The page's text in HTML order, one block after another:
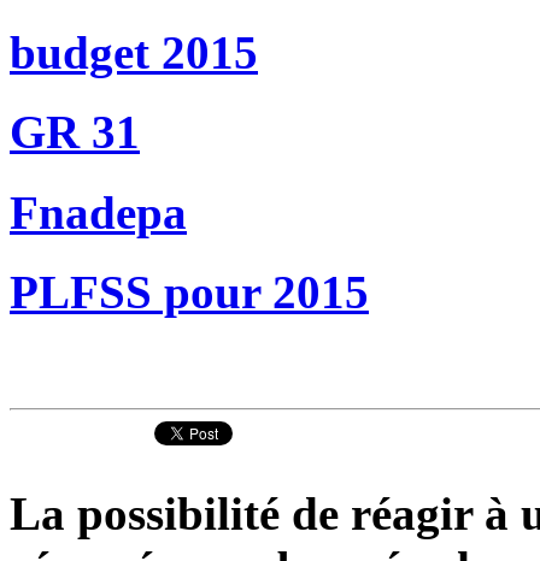
budget 2015
GR 31
Fnadepa
PLFSS pour 2015
La possibilité de réagir à